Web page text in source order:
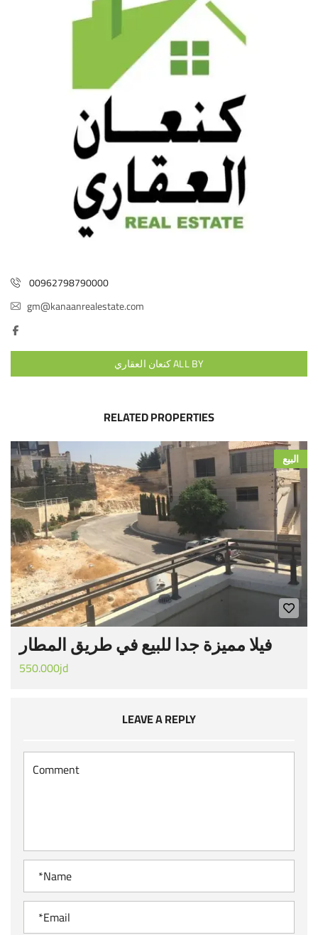
00962798790000
gm@kanaanrealestate.com
ALL BY كنعان العقاري
RELATED PROPERTIES
البيع
فيلا مميزة جدا للبيع في طريق المطار
550.000jd
LEAVE A REPLY